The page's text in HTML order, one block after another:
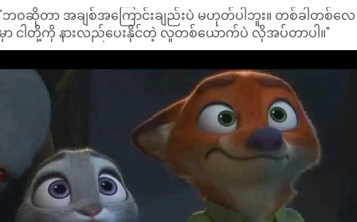
ဘဝဆိုတာ အချစ်အကြောင်းချည်းပဲ မဟုတ်ပါဘူး။ တစ်ခါတစ်လေ
ာ ငါတို့ကို နားလည်ပေးနိုင်တဲ့ လူတစ်ယောက်ပဲ လိုအပ်တာပါ။"